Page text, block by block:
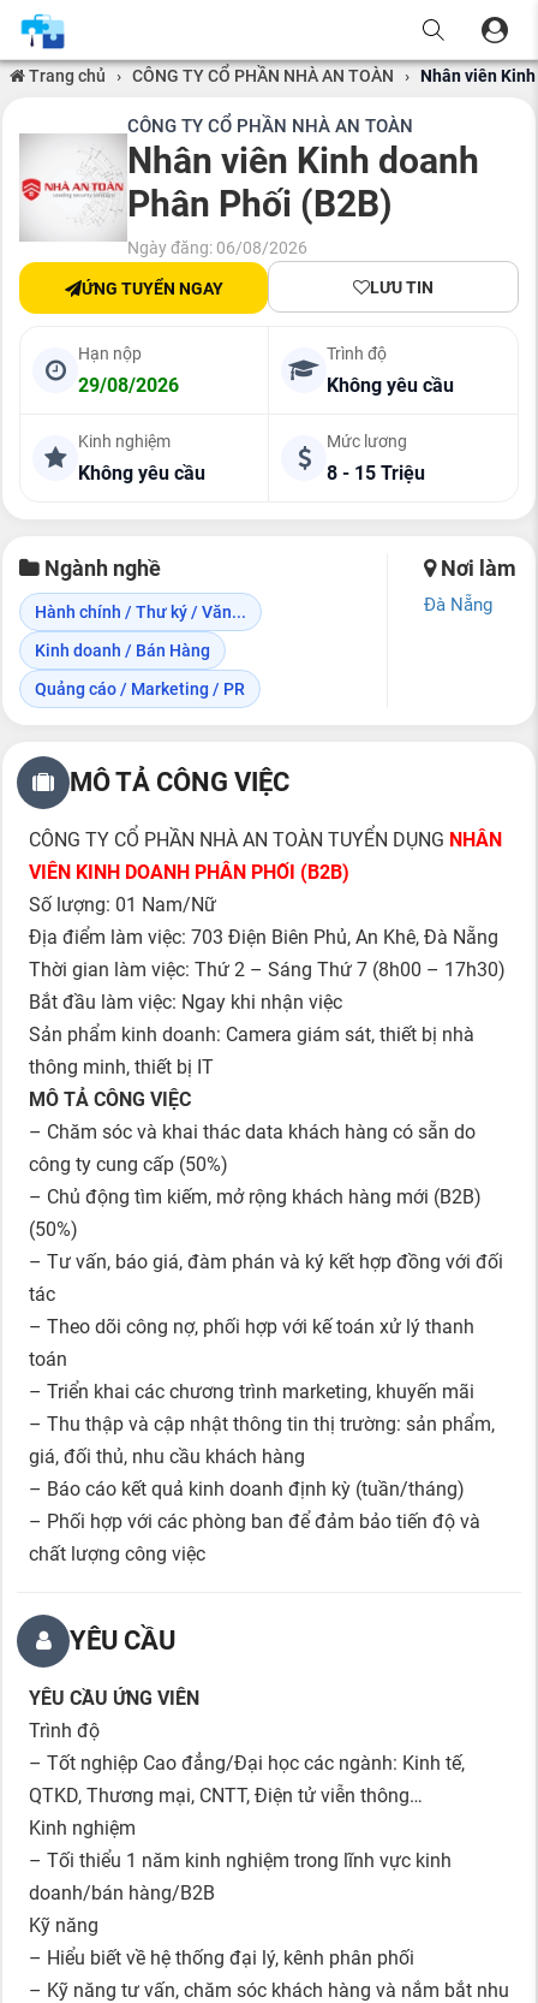
Trang chủ › CÔNG TY CỔ PHẦN NHÀ AN TOÀN › Nhân viên
CÔNG TY CỔ PHẦN NHÀ AN TOÀN
Nhân viên Kinh doanh
Phân Phối (B2B)
Ngày đăng: 06/08/2026
ỨNG TUYỂN NGAY LƯU TIN
Hạn nộp
29/08/2026
Trình độ
Không yêu cầu
Kinh nghiệm
Không yêu cầu
Mức lương
8 - 15 Triệu
Ngành nghề
Hành chính / Thư ký / Văn...
Kinh doanh / Bán Hàng
Quảng cáo / Marketing / PR
Nơi làm
Đà Nẵng
MÔ TẢ CÔNG VIỆC
CÔNG TY CỔ PHẦN NHÀ AN TOÀN TUYỂN DỤNG NHÂN
VIÊN KINH DOANH PHÂN PHỐI (B2B)
Số lượng: 01 Nam/Nữ
Địa điểm làm việc: 703 Điện Biên Phủ, An Khê, Đà Nẵng
Thời gian làm việc: Thứ 2 – Sáng Thứ 7 (8h00 – 17h30)
Bắt đầu làm việc: Ngay khi nhận việc
Sản phẩm kinh doanh: Camera giám sát, thiết bị nhà
thông minh, thiết bị IT
MÔ TẢ CÔNG VIỆC
– Chăm sóc và khai thác data khách hàng có sẵn do
công ty cung cấp (50%)
– Chủ động tìm kiếm, mở rộng khách hàng mới (B2B)
(50%)
– Tư vấn, báo giá, đàm phán và ký kết hợp đồng với đối
tác
– Theo dõi công nợ, phối hợp với kế toán xử lý thanh
toán
– Triển khai các chương trình marketing, khuyến mãi
– Thu thập và cập nhật thông tin thị trường: sản phẩm,
giá, đối thủ, nhu cầu khách hàng
– Báo cáo kết quả kinh doanh định kỳ (tuần/tháng)
– Phối hợp với các phòng ban để đảm bảo tiến độ và
chất lượng công việc
YÊU CẦU
YÊU CẦU ỨNG VIÊN
Trình độ
– Tốt nghiệp Cao đẳng/Đại học các ngành: Kinh tế,
QTKD, Thương mại, CNTT, Điện tử viễn thông…
Kinh nghiệm
– Tối thiểu 1 năm kinh nghiệm trong lĩnh vực kinh
doanh/bán hàng/B2B
Kỹ năng
– Hiểu biết về hệ thống đại lý, kênh phân phối
– Kỹ năng tư vấn, chăm sóc khách hàng và nắm bắt nhu